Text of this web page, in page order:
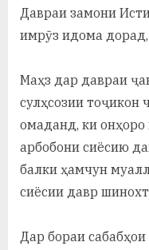
Давраи замони
имрӯз идома дорад,
Маҳз дар давраи
сулҳсозии тоҷикон
омаданд, ки
арбобони сиёсию
балки ҳамчун
сиёсии давр
Дар бораи сабабҳои